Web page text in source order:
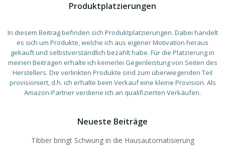
Produktplatzierungen
In diesem Beitrag befinden sich Produktplatzierungen. Dabei handelt
es sich um Produkte, welche ich aus eigener Motivation heraus
gekauft und selbstverständlich bezahlt habe. Für die Platzierung in
meinen Beiträgen erhalte ich keinerlei Gegenleistung von Seiten des
Herstellers. Die verlinkten Produkte sind zum überwiegenden Teil
provisioniert, d.h. ich erhalte beim Verkauf eine kleine Provision. Als
Amazon-Partner verdiene ich an qualifizierten Verkäufen.
Neueste Beiträge
Tibber bringt Schwung in die Hausautomatisierung